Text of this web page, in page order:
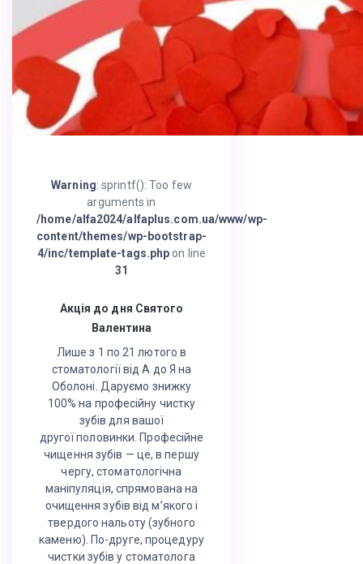
Warning: sprintf(): Too few
arguments in
/home/alfa2024/alfaplus.com.ua/www/wp-
content/themes/wp-bootstrap-
4/inc/template-tags.php on line
31
Акція до дня Святого
Валентина
Лише з 1 по 21 лютого в
стоматології від А до Я на
Оболоні. Даруємо знижку
100% на професійну чистку
зубів для вашої
другої половинки. Професійне
чищення зубів — це, в першу
чергу, стоматологічна
маніпуляція, спрямована на
очищення зубів від м’якого і
твердого нальоту (зубного
каменю). По-друге, процедуру
чистки зубів у стоматолога